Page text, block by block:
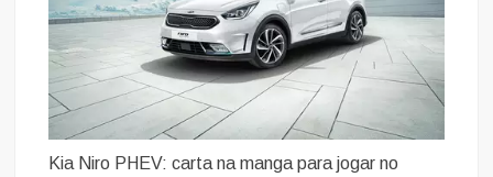
Kia Niro PHEV: carta na manga para jogar no